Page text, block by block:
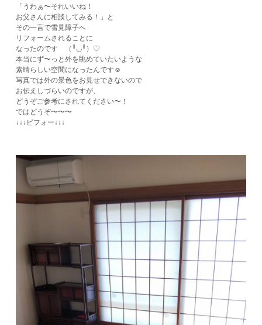
「うわぁ〜それいいね！
お父さんに相談してみる！」と
その一言で雪見障子へ
リフォームされることに
なったのです （╹◡╹）♡
本当にず〜っと外を眺めていたいような
素晴らしい空間になったんです☺️
写真では外の景色をお見せできないので
お伝えしづらいのですが、
どうぞご参考にされてください〜！
ではどうぞ〜〜〜
↓↓↓ビフォー↓↓↓